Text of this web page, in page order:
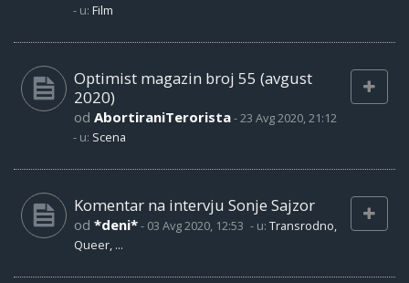
- u: Film
Optimist magazin broj 55 (avgust
2020)
od AbortiraniTerorista-23 Avg 2020, 21:12
- u: Scena
Komentar na intervju Sonje Sajzor
od *deni*- 03 Avg 2020, 12:53 - u: Transrodno,
Queer, ...